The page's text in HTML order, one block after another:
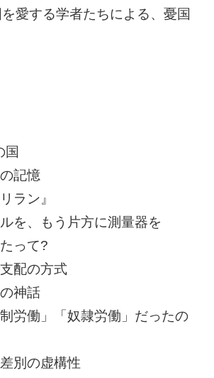
愛する学者たちによる、憂国
国
記憶
ラン』
を、もう片方に測量器を
って?
配の方式
神話
労働」「奴隷労働」だったの
別の虚構性